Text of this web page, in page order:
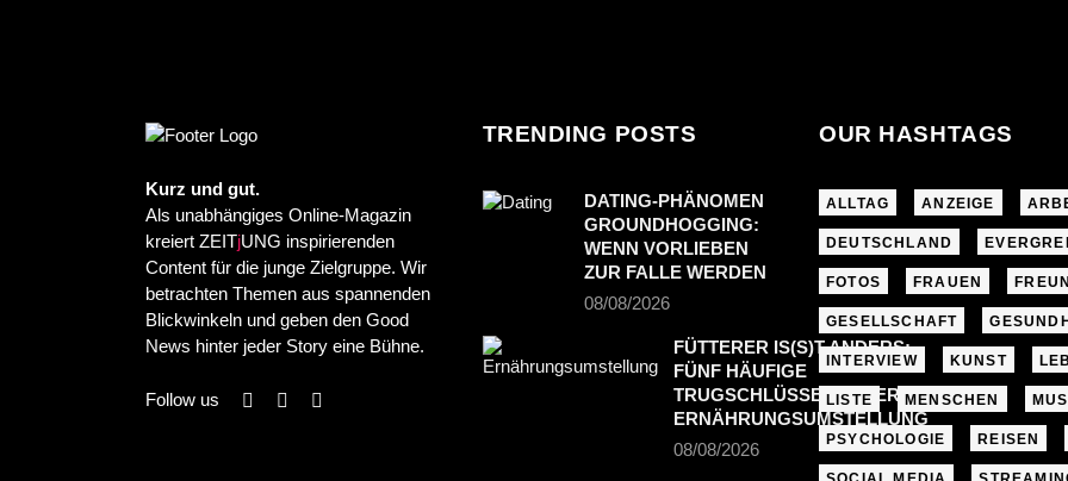
Kurz und gut.
Als unabhängiges Online-Magazin
kreiert ZEITjUNG inspirierenden
Content für die junge Zielgruppe. Wir
betrachten Themen aus spannenden
Blickwinkeln und geben den Good
News hinter jeder Story eine Bühne.
Follow us
TRENDING POSTS
DATING-PHÄNOMEN
GROUNDHOGGING:
WENN VORLIEBEN
ZUR FALLE WERDEN
08/08/2026
FÜTTERER IS(S)T ANDERS:
FÜNF HÄUFIGE
TRUGSCHLÜSSE BEI DER
ERNÄHRUNGSUMSTELLUNG
08/08/2026
OUR HASHTAGS
ALLTAG ANZEIGE
DEUTSCHLAND
FOTOS FRAUEN
GESELLSCHAFT
INTERVIEW KUNST
LISTE MENSCHEN
PSYCHOLOGIE REISEN